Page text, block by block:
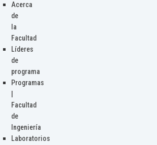
Acerca
de
la
Facultad
Líderes
de
programa
Programas
Facultad
de
Ingeniería
Laboratorios